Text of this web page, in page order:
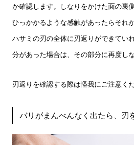
か確認します。しなりをかけた面の裏
ひっかかるような感触があったらそれ
ハサミの刃の全体に刃返りができてい
分があった場合は、その部分に再度し
刃返りを確認する際は怪我にご注意くだ
バリがまんべんなく出たら、刃